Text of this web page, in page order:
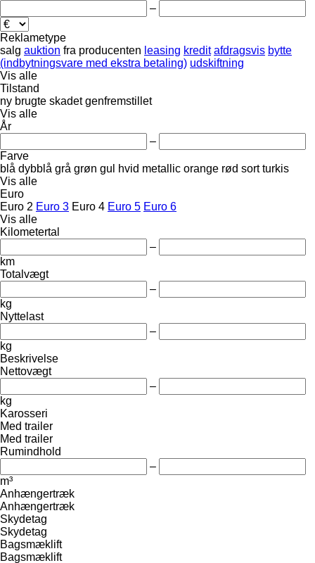
–
Reklametype
salg auktion fra producenten leasing kredit afdragsvis bytte
(indbytningsvare med ekstra betaling) udskiftning
Vis alle
Tilstand
ny brugte skadet genfremstillet
Vis alle
År
–
Farve
blå dybblå grå grøn gul hvid metallic orange rød sort turkis
Vis alle
Euro
Euro 2 Euro 3 Euro 4 Euro 5 Euro 6
Vis alle
Kilometertal
–
km
Totalvægt
–
kg
Nyttelast
–
kg
Beskrivelse
Nettovægt
–
kg
Karosseri
Med trailer
Med trailer
Rumindhold
–
m³
Anhængertræk
Anhængertræk
Skydetag
Skydetag
Bagsmæklift
Bagsmæklift